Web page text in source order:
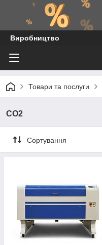
Виробництво
Товари та послуги
CO2
Сортування